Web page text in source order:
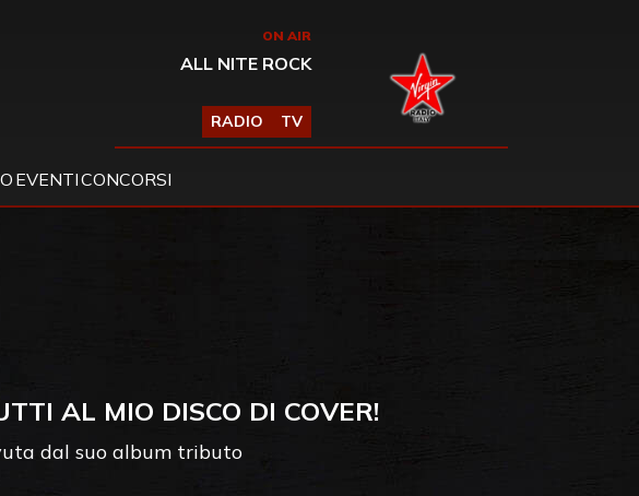
ON AIR
ALL NITE ROCK
RADIO TV
EVENTICONCORSI
AL MIO DISCO DI COVER!
dal suo album tributo